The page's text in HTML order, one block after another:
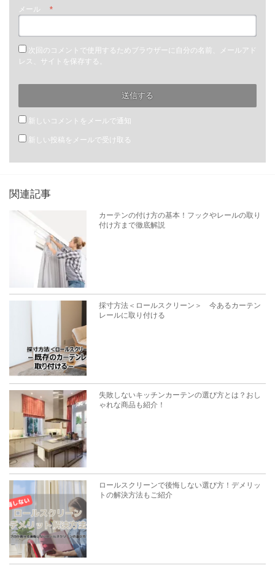
メール *
次回のコメントで使用するためブラウザーに自分の名前、メールアド
レス、サイトを保存する。
新しいコメントをメールで通知
新しい投稿をメールで受け取る
関連記事
カーテンの付け方の基本！フックやレールの取り
付け方まで徹底解説
採寸方法＜ロールスクリーン＞ 今あるカーテン
レールに取り付ける
失敗しないキッチンカーテンの選び方とは？おし
ゃれな商品も紹介！
ロールスクリーンで後悔しない選び方！デメリッ
トの解決方法もご紹介